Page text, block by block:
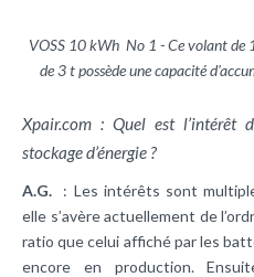
VOSS 10 kWh No 1 - Ce volant de
de 3 t possède une capacité
Xpair.com : Quel est l’intérêt
stockage d’énergie ?
A.G.
: Les intérêts sont
elle s’avère actuellement de
ratio que celui affiché par les
encore en production.